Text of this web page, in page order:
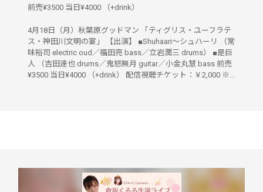
前売¥3500 当日¥4000 （+drink）
4月18日（月）秋葉原グッドマン 「ティグリス・ユーフラテ
ス・神田川文明の宴」 【出演】 ■Shuhaari〜シュハーリ （常
味裕司 electric oud／福田亮 bass／立岩潤三 drums） ■是巨
人 （吉田達也 drums／鬼怒無月 guitar／小金丸慧 bass 前売
¥3500 当日¥4000 （+drink） 配信視聴チケット：￥2,000 ※...